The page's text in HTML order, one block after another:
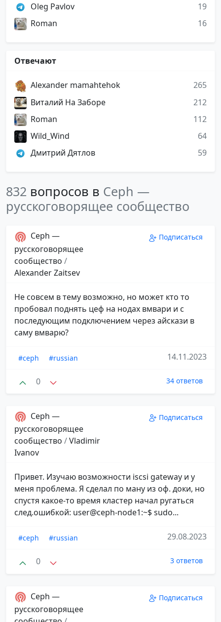
Oleg Pavlov
19
Roman
16
Отвечают
Alexander mamahtehok
265
Виталий На Заборе
212
Roman
112
Wild_Wind
64
Дмитрий Дятлов
59
832 вопросов в Ceph —
русскоговорящее сообщество
Ceph —
русскоговорящее
сообщество /
Alexander Zaitsev
Подписаться
Не совсем в тему возможно, но может кто то
пробовал поднять цеф на нодах вмвари и с
последующим подключением через айскази в
саму вмварю?
#ceph #russian 14.11.2023
0 34 ответов
Ceph —
русскоговорящее
сообщество /Vladimir
Ivanov
Подписаться
Привет. Изучаю возможности iscsi gateway и у
меня проблема. Я сделал по ману из оф. доки, но
спустя какое-то время кластер начал ругаться
след.ошибкой: user@ceph-node1:~$ sudo...
#ceph #russian 29.08.2023
0 3 ответов
Ceph —
русскоговорящее
Подписаться